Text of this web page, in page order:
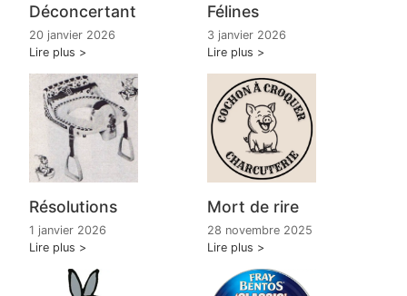
Déconcertant
20 janvier 2026
Lire plus
Félines
3 janvier 2026
Lire plus
Résolutions
1 janvier 2026
Lire plus
Mort de rire
28 novembre 2025
Lire plus